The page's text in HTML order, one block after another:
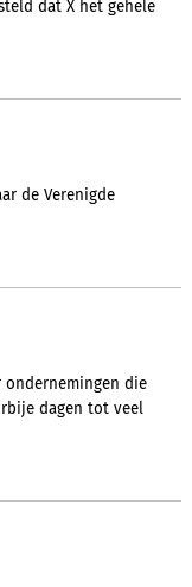
dat X het gehele
de Verenigde
ondernemingen die
dagen tot veel